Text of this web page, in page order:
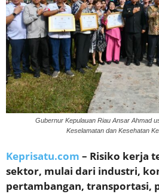
Gubernur Kepulauan Riau Ansar Ahmad
Keselamatan dan Kesehatan
Keprisatu.com – Risiko kerja
sektor, mulai dari industri,
pertambangan, transportasi,